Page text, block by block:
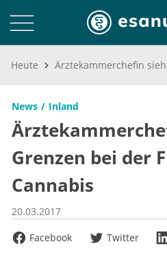
Heute
News Inland
Grenzen bei der
Cannabis
20.03.2017
Facebook
Twitter